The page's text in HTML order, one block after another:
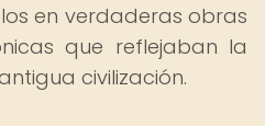
en verdaderas obras
que reflejaban la
civilización.